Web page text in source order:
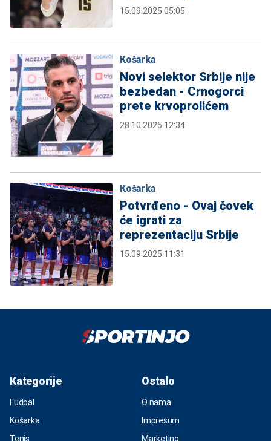
15.09.2025 05:05
Košarka
Novi selektor Srbije nije
bezbedan - Crnogorci
prete krvoprolićem
28.10.2025 12:34
Košarka
Potvrđeno - Ovaj čovek
će igrati za
reprezentaciju Srbije
15.09.2025 11:31
Kategorije
Fudbal
Košarka
Tenis
Ostalo
O nama
Impresum
Marketing